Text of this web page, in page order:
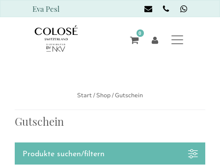
Eva Pesl
0
Start/Shop/ Gutschein
Gutschein
Produkte suchen/filtern